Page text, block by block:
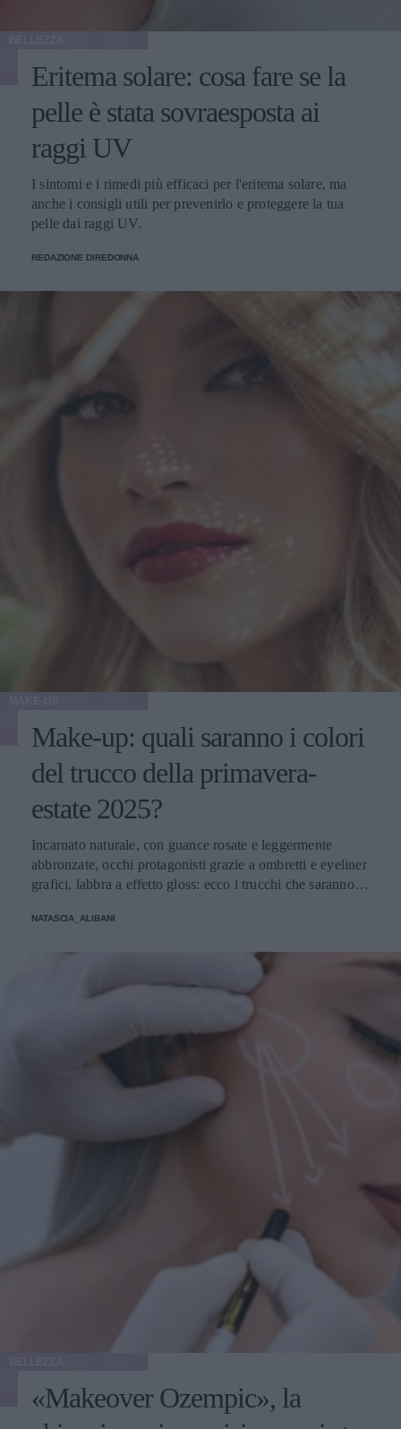
Eritema solare: cosa fare se la
pelle è stata sovraesposta ai
raggi UV
I sintomi e i rimedi più efficaci per l'eritema solare, ma
anche i consigli utili per prevenirlo e proteggere la tua
pelle dai raggi UV.
REDAZIONE DIREDONNA
Make-up: quali saranno i colori
del trucco della primavera-
estate 2025?
Incarnato naturale, con guance rosate e leggermente
abbronzate, occhi protagonisti grazie a ombretti e eyeliner
grafici, labbra a effetto gloss: ecco i trucchi che saranno
NATASCIA_ALIBANI
«Makeover Ozempic», la